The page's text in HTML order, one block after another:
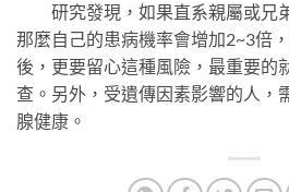
研究發現，如果直系親屬或兄
那麼自己的患病機率會增加2~3倍
後，更要留心這種風險，最重要的
查。另外，受遺傳因素影響的人，
腺健康。